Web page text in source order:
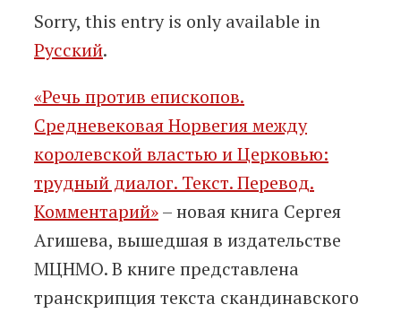
Sorry, this entry is only available in
Русский.
«Речь против епископов.
Средневековая Норвегия между
королевской властью и Церковью:
трудный диалог. Текст. Перевод.
Комментарий»– новая книга Сергея
Агишева, вышедшая в издательстве
МЦНМО. В книге представлена
транскрипция текста скандинавского